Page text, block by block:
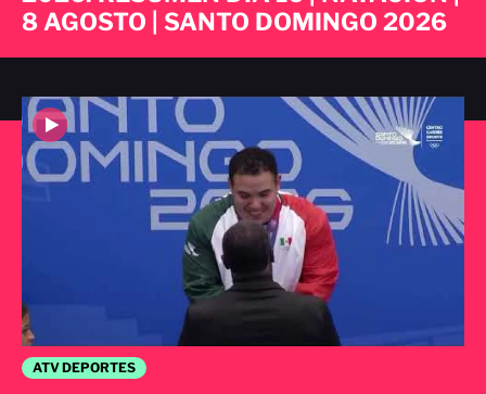
ATV DEPORTES
8 AGOSTO | SANTO DOMINGO 2026